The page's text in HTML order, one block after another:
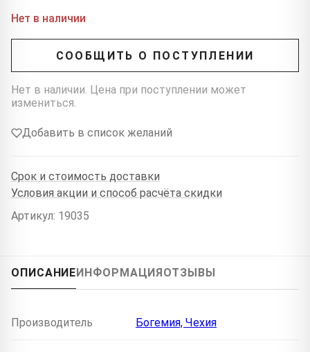
Нет в наличии
СООБЩИТЬ О ПОСТУПЛЕНИИ
Нет в наличии. Цена при поступлении может
измениться.
Добавить в список желаний
Срок и стоимость доставки
Условия акции и способ расчёта скидки
Артикул: 19035
ОПИСАНИЕИНФОРМАЦИЯОТЗЫВЫ
Производитель Богемия, Чехия